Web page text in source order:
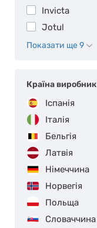
Invicta
Jotul
Показати ще 9
Країна виробник
Іспанія
Італія
Бельгія
Латвія
Німеччина
Норвегія
Польща
Словаччина